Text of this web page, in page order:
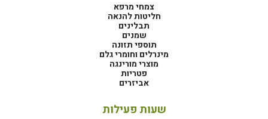
צמחי מרפא
חליטות להנאה
תבלינים
שמנים
תוספי תזונה
מינרלים וחומרי גלם
מוצרי מורינגה
פטריות
אביזרים
שעות פעילות